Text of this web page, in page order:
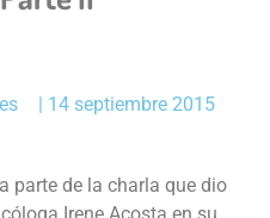
14 septiembre 2015
parte de la charla que dio